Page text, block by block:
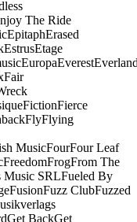
The Ride
EpitaphErased
EstrusEtage
EuropaEverest
Fair
FictionFierce
FlyFlying
MusicFourFour Leaf
FreedomFrogFrom The
Music SRLFueled By
FusionFuzz ClubFuzzed
Get BackGet